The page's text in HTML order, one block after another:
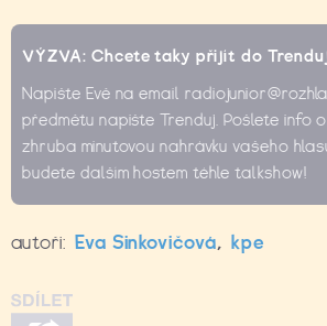
VÝZVA: Chcete taky přijít do
Napište Evě na email
předmětu napište Trenduj. Pošlete info
zhruba minutovou nahrávku vašeho
budete dalším hostem téhle talkshow!
autoři: Eva Sinkovičová, kpe